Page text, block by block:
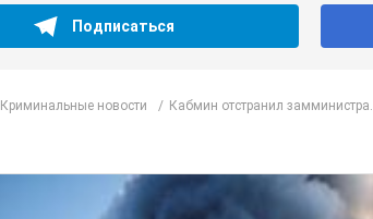
Подписаться
Криминальные новости Кабмин отстранил замминистра...